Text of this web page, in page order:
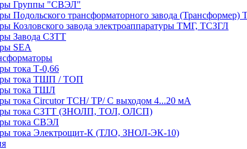
Группы "СВЭЛ"
Подольского трансформаторного завода
Козловского завода электроаппаратуры ТМГ, ТСЗГЛ
Завода СЗТТ
SEA
тока Т-0,66
тока ТШП / ТОП
тока ТШЛ
тока Circutor TCH/ TP/ С выходом 4...20 мА
тока СЗТТ (ЗНОЛП, ТОЛ, ОЛСП)
тока СВЭЛ
тока Электрощит-К (ТЛО, ЗНОЛ-ЭК-10)